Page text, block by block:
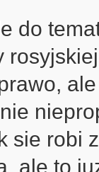
do
sie robi
ale to